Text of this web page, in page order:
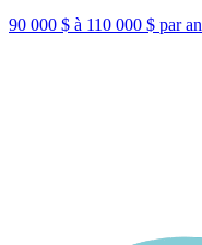
90 000 $ à 110 000 $ par an